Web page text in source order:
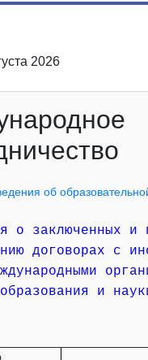
2026
об
о заключенных и
договорах с
и